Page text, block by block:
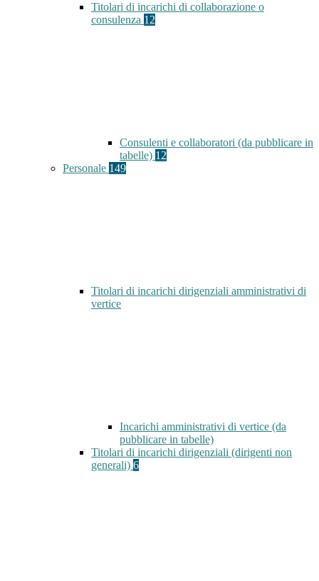
Titolari di incarichi di collaborazione o
consulenza 12
Consulenti e collaboratori (da pubblicare in
tabelle) 12
Personale 149
Titolari di incarichi dirigenziali amministrativi di
vertice
Incarichi amministrativi di vertice (da
pubblicare in tabelle)
Titolari di incarichi dirigenziali (dirigenti non
generali) 6